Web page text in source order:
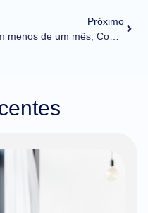
Próximo
Em menos de um mês, Comex Digital ultrapassa R$ 10 milhões em operações de importação